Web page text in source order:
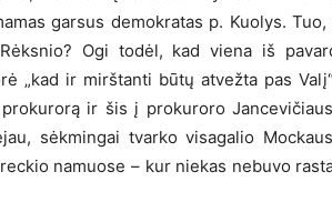
garsus demokratas p. Kuolys.
Ogi todėl, kad viena iš
„kad ir mirštanti būtų atvežta pas
ir šis į prokuroro
sėkmingai tvarko visagalio
namuose – kur niekas nebuvo